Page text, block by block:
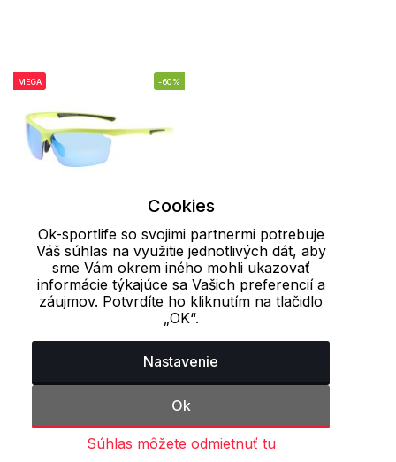
MEGA -60%
Standard
Detské slnečné okuliare
32.70 €13.04 €
Naposledy prezerané produkty
Cookies
Ok-sportlife so svojimi partnermi potrebuje
Váš súhlas na využitie jednotlivých dát, aby
sme Vám okrem iného mohli ukazovať
informácie týkajúce sa Vašich preferencií a
záujmov. Potvrdíte ho kliknutím na tlačidlo
„OK“.
Nastavenie
Ok
Súhlas môžete odmietnuť tu